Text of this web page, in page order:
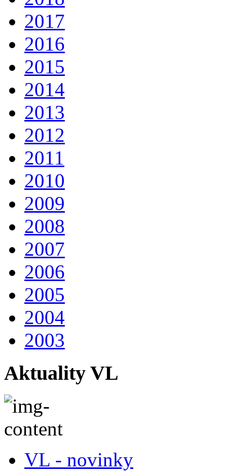
2017
2016
2015
2014
2013
2012
2011
2010
2009
2008
2007
2006
2005
2004
2003
Aktuality VL
VL - novinky